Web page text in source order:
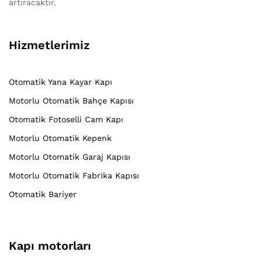
artıracaktır.
Hizmetlerimiz
Otomatik Yana Kayar Kapı
Motorlu Otomatik Bahçe Kapısı
Otomatik Fotoselli Cam Kapı
Motorlu Otomatik Kepenk
Motorlu Otomatik Garaj Kapısı
Motorlu Otomatik Fabrika Kapısı
Otomatik Bariyer
Kapı motorları